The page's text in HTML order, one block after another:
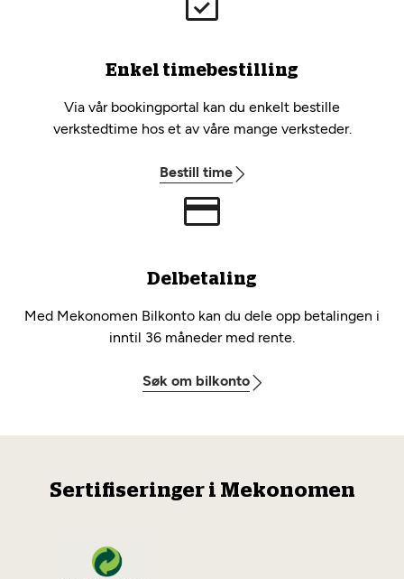
Enkel timebestilling
Via vår bookingportal kan du enkelt bestille
verkstedtime hos et av våre mange verksteder.
Bestill time
Delbetaling
Med Mekonomen Bilkonto kan du dele opp betalingen i
inntil 36 måneder med rente.
Søk om bilkonto
Sertifiseringer i Mekonomen